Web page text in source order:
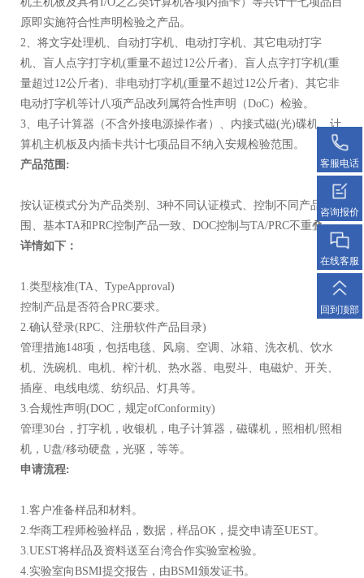
原即实施符合性声明检验之产品。
2、将文字处理机、自动打字机、电动打字机、其它电动打字
机、盲人点字打字机(重量不超过12公斤者)、盲人点字打字机(重
量超过12公斤者)、非电动打字机(重量不超过12公斤者)、其它非
电动打字机等计八项产品改列属符合性声明（DoC）检验。
3、电子计算器（不含外接电源操作者）、内接式磁(光)碟机、计
算机主机板及内插卡共计七项品目不纳入安规检验范围。
产品范围:
按认证模式分为产品类别、3种不同认证模式、控制不同产品范
围、基本TA和PRC控制产品一致、DOC控制与TA/PRC不重叠。
详情如下：
1.类型核准(TA、TypeApproval)
控制产品是否符合PRC要求。
2.确认登录(RPC、注册软件产品目录)
管理措施148项，包括电毯、风扇、空调、冰箱、洗衣机、饮水
机、洗碗机、电机、榨汁机、热水器、电熨斗、电磁炉、开关、
插座、电线电缆、纺织品、灯具等。
3.合规性声明(DOC，规定ofConformity)
管理30台，打字机，收银机，电子计算器，磁碟机，照相机/照相
机，U盘/移动硬盘，光驱，等等。
申请流程:
1.客户准备样品和材料。
2.华商工程师检验样品，数据，样品OK，提交申请至UEST。
3.UEST将样品及资料送至台湾合作实验室检验。
4.实验室向BSMI提交报告，由BSMI颁发证书。
客服电话
咨询报价
在线客服
回到顶部